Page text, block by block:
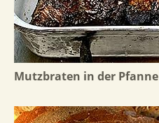
Mutzbraten in der Pfanne